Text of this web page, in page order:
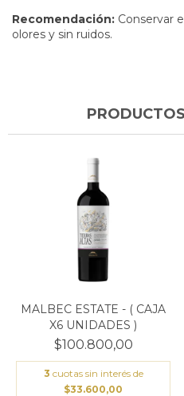
Recomendación: Conservar
olores y sin ruidos.
MALBEC ESTATE - ( CAJA
X6 UNIDADES )
$100.800,00
3 cuotas sin interés de
$33.600,00